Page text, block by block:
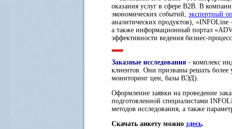
оказания услуг в сфере B2B. В
экономических событий, экспертный
аналитических продуктов), «INFOLine
а также информационный портал
эффективности ведения бизнес-
Заказные исследования - комплекс
клиентов. Они призваны решать более
мониторинг цен, базы ВЭД).
Оформление заявки на проведение
подготовленной специалистами
методов исследования, а также
Скачать анкету можно здесь.